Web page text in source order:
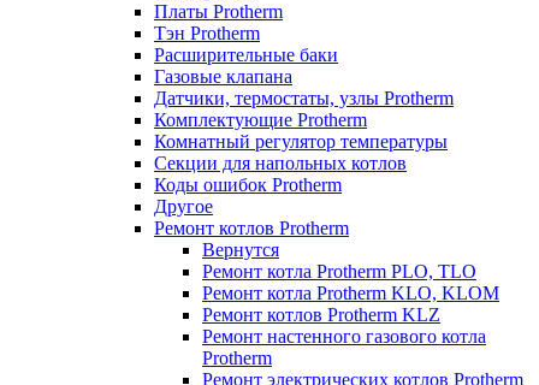
Платы Protherm
Тэн Protherm
Расширительные баки
Газовые клапана
Датчики, термостаты, узлы Protherm
Комплектующие Protherm
Комнатный регулятор температуры
Секции для напольных котлов
Коды ошибок Protherm
Другое
Ремонт котлов Protherm
Вернутся
Ремонт котла Protherm PLO, TLO
Ремонт котла Protherm KLO, KLOM
Ремонт котлов Protherm KLZ
Ремонт настенного газового котла
Protherm
Ремонт электрических котлов Protherm